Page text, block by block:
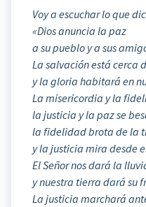
Voy a escuchar lo que
«Dios anuncia la paz
a su pueblo y a sus
La salvación está cerca
y la gloria habitará en
La misericordia y la
la justicia y la paz se
la fidelidad brota de la
y la justicia mira desde
El Señor nos dará la
y nuestra tierra dará su
La justicia marchará